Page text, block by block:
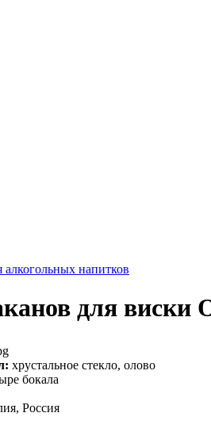
алкогольных напитков
для виски
хрустальное стекло, олово
бокала
Россия